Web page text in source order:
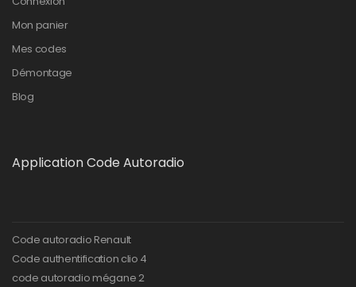
Mon panier
Mes codes
Démontage
Blog
Application Code Autoradio
Code autoradio Renault
Code authentification clio 4
code autoradio mégane 2